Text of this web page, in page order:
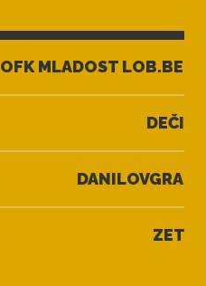
OFK MLADOST LOB.BET
DEČIĆ
DANILOVGRAD
ZETA